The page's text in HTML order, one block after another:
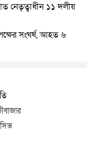
নেতৃত্বাধীন ১১ দলীয়
পক্ষের সংঘর্ষ, আহত ৬